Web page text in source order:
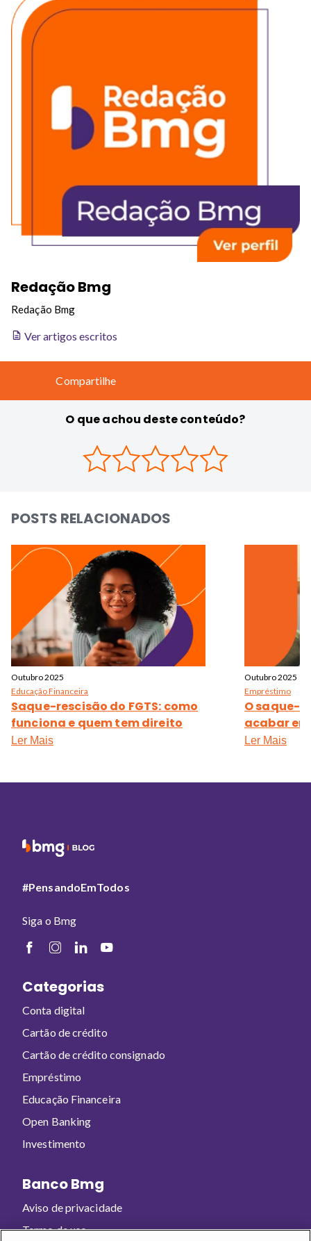
Redação Bmg
Redação Bmg
Ver artigos escritos
Compartilhe
O que achou deste conteúdo?
POSTS RELACIONADOS
Outubro 2025
Educação Financeira
Saque-rescisão do FGTS: como
funciona e quem tem direito
Ler Mais
Outubro 2025
Empréstimo
O saque-
acabar
Ler Mais
#PensandoEmTodos
Siga o Bmg
Categorias
Conta digital
Cartão de crédito
Cartão de crédito consignado
Empréstimo
Educação Financeira
Open Banking
Investimento
Banco Bmg
Aviso de privacidade
Termo de uso